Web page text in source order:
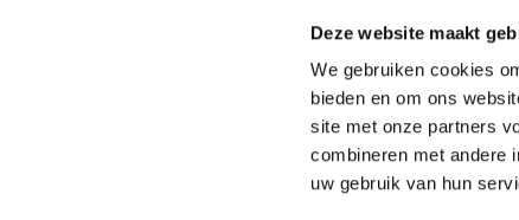
Deze website maakt
We gebruiken cookies
bieden en om ons
site met onze partners
combineren met andere
uw gebruik van hun